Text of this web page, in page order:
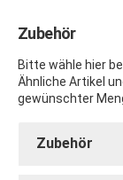
Zubehör
Bitte wähle hier
Ähnliche Artikel
gewünschter
Zubehör